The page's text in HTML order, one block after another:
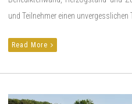
und Teilnehmer einen
Read More